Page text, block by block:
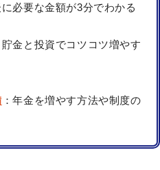
に必要な金額が3分でわかる
貯金と投資でコツコツ増やす
：年金を増やす方法や制度の